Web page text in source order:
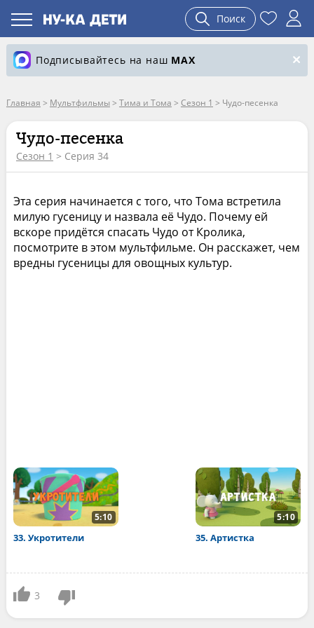
Поиск
Подписывайтесь на наш MAX
Главная > Мультфильмы > Тима и Тома > Сезон 1 > Чудо-песенка
Чудо-песенка
Сезон 1 > Серия 34
Эта серия начинается с того, что Тома встретила
милую гусеницу и назвала её Чудо. Почему ей
вскоре придётся спасать Чудо от Кролика,
посмотрите в этом мультфильме. Он расскажет, чем
вредны гусеницы для овощных культур.
5:10
33. Укротители
5:10
35. Артистка
3